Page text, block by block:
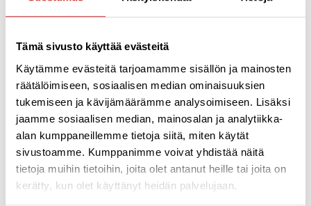
Tämä sivusto käyttää evästeitä
Käytämme evästeitä tarjoamamme sisällön ja mainosten
räätälöimiseen, sosiaalisen median ominaisuuksien
tukemiseen ja kävijämäärämme analysoimiseen. Lisäksi
jaamme sosiaalisen median, mainosalan ja analytiikka-
alan kumppaneillemme tietoja siitä, miten käytät
sivustoamme. Kumppanimme voivat yhdistää näitä
tietoja muihin tietoihin, joita olet antanut heille tai joita on
kerätty, kun olet käyttänyt heidän palvelujaan.
Meditaatiossa on yksinkertaisesti kyse siitä, että ihminen on
Heräsin ajatukseen, että
mitä jos maailma onkin
jo valmis? Minulla ei
olekaan kiire
minnekään? Olinko
ymmärtänyt jatkuvan
kehittymisen ja
oppimisen ehkä hieman
väärin? Tarvitseeko